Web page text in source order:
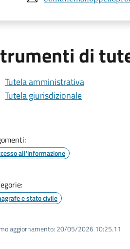
di
Tutela amministrativa
Tutela giurisdizionale
all'informazione
e stato civile
aggiornamento: 20/05/2026 10:25.11